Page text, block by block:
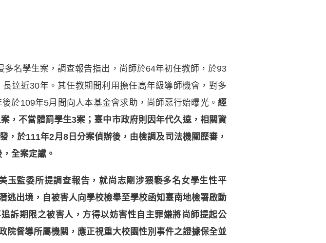
名學生案，調查報告指出，尚師於64年初任教師，於93
達近30年。其任教期間利用擔任高年級導師機會，對多
於109年5月間向人本基金會求助，尚師惡行始曝光。 經
，不當體罰學生3案；臺中市政府則因年代久遠，相關資
於111年2月8日分案偵辦後，由檢調及司法機關歷審，
全案定讞。
玉監委所提調查報告，就尚志剛涉猥褻多名女學生性平
逃出境， 自被害人向學校檢舉至學校函知臺南地檢署啟動
訴期限之被害人，方得以妨害性自主罪嫌將尚師提起公
院督導所屬機關，應正視重大校園性別事件之證據保全並